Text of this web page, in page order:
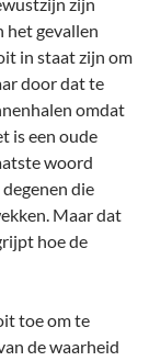
het gevallen
in staat zijn om
door dat te
omdat
is een oude
woord
die
Maar dat
hoe de
toe om te
de waarheid